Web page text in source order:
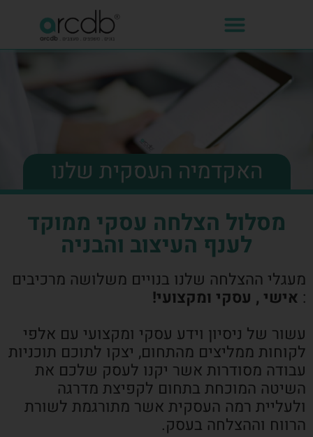
האקדמיה העסקית שלנו
מסלול הצלחה עסקי ממוקד
לענף העיצוב והבניה
מעגלי ההצלחה שלנו בנויים משלושה מרכיבים
: אישי , עסקי ומקצועי!
עשור של ניסיון וידע עסקי ומקצועי עם אלפי
לקוחות ממליצים מהתחום, יצקו לתוכם תוכניות
עבודה מסודרות אשר יקנו לעסק שלכם את
השיטה המוכחת בתחום לקפיצת מדרגה
ולעליית רמה העסקית אשר מתורגמת לשורת
הרווח וההצלחה בעסק.